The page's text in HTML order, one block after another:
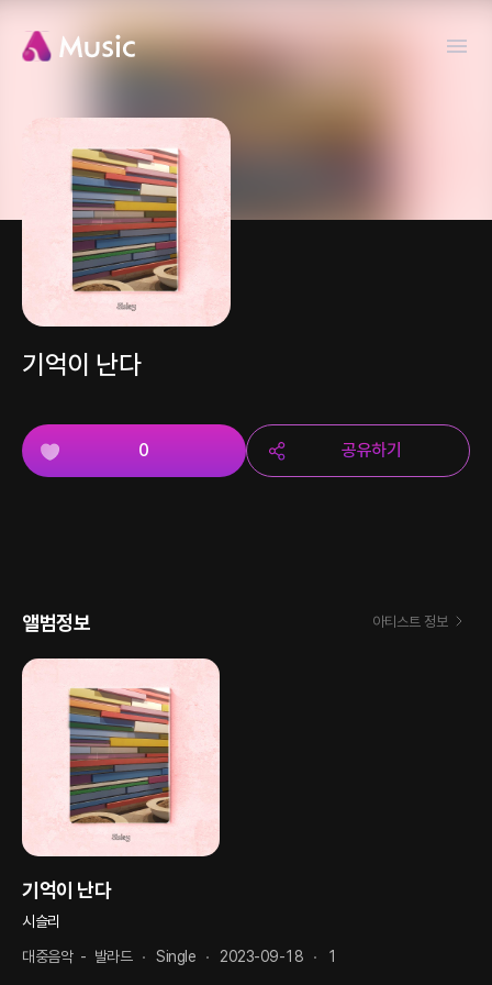
기억이 난다
0 공유하기
앨범정보 아티스트 정보
기억이 난다
시슬리
대중음악- 발라드 Single 2023-09-18 1